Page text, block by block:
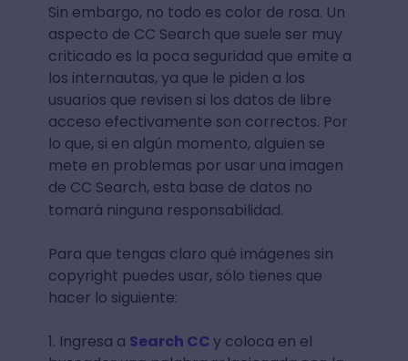
Sin embargo, no todo es color de rosa. Un
aspecto de CC Search que suele ser muy
criticado es la poca seguridad que emite a
los internautas, ya que le piden a los
usuarios que revisen si los datos de libre
acceso efectivamente son correctos. Por
lo que, si en algún momento, alguien se
mete en problemas por usar una imagen
de CC Search, esta base de datos no
tomará ninguna responsabilidad.
Para que tengas claro qué imágenes sin
copyright puedes usar, sólo tienes que
hacer lo siguiente:
1. Ingresa a Search CCy coloca en el